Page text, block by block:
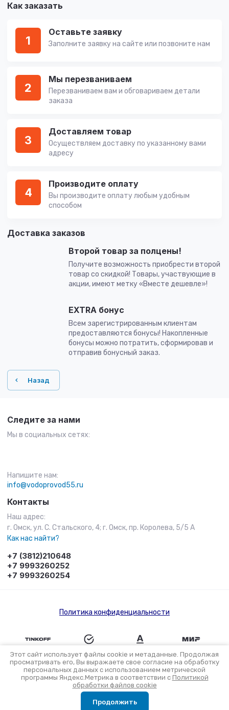
Как заказать
1
Оставьте заявку
Заполните заявку на сайте или позвоните нам
2
Мы перезваниваем
Перезваниваем вам и обговариваем детали
заказа
3
Доставляем товар
Осуществляем доставку по указанному вами
адресу
4
Производите оплату
Вы производите оплату любым удобным
способом
Доставка заказов
Второй товар за полцены!
Получите возможность приобрести второй
товар со скидкой! Товары, участвующие в
акции, имеют метку «Вместе дешевле»!
EXTRA бонус
Всем зарегистрированным клиентам
предоставляются бонусы! Накопленные
бонусы можно потратить, сформировав и
отправив бонусный заказ.
Назад
Следите за нами
Мы в социальных сетях:
Напишите нам:
info@vodoprovod55.ru
Контакты
Наш адрес:
г. Омск, ул. С. Стальского, 4; г. Омск, пр. Королева, 5/5 А
Как нас найти?
+7 (3812)210648
+7 9993260252
+7 9993260254
Политика конфиденциальности
Разработка интернет-магазина в Омске
Этот сайт использует файлы cookie и метаданные. Продолжая
просматривать его, Вы выражаете свое согласие на обработку
персональных данных с использованием метрической
программы Яндекс.Метрика в соответствии с Политикой
обработки файлов cookie
Продолжить